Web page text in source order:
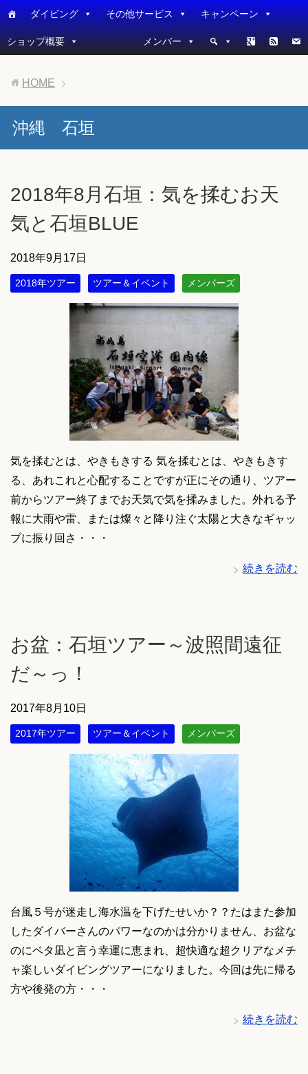
ダイビング その他サービス キャンペーン
ショップ概要 メンバー
HOME
沖縄 石垣
2018年8月石垣：気を揉むお天
気と石垣BLUE
2018年9月17日
2018年ツアー ツアー＆イベント メンバーズ
気を揉むとは、やきもきする 気を揉むとは、やきもきす
る、あれこれと心配することですが正にその通り、ツアー
前からツアー終了までお天気で気を揉みました。外れる予
報に大雨や雷、または燦々と降り注ぐ太陽と大きなギャッ
プに振り回さ・・・
続きを読む
お盆：石垣ツアー～波照間遠征
だ～っ！
2017年8月10日
2017年ツアー ツアー＆イベント メンバーズ
台風５号が迷走し海水温を下げたせいか？？たはまた参加
したダイバーさんのパワーなのかは分かりません、お盆な
のにベタ凪と言う幸運に恵まれ、超快適な超クリアなメチ
ャ楽しいダイビングツアーになりました。今回は先に帰る
方や後発の方・・・
続きを読む